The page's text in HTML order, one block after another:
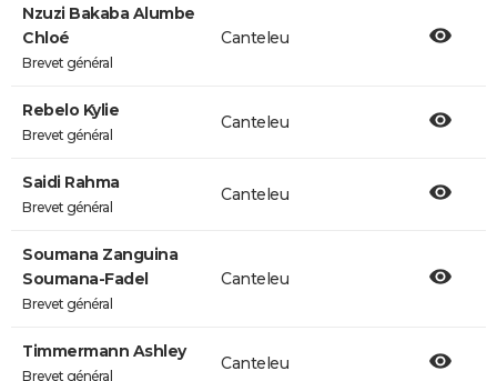
Nzuzi Bakaba Alumbe
Chloé
Brevet général
Canteleu
Rebelo Kylie
Brevet général
Canteleu
Saidi Rahma
Brevet général
Canteleu
Soumana Zanguina
Soumana-Fadel
Brevet général
Canteleu
Timmermann Ashley
Brevet général
Canteleu